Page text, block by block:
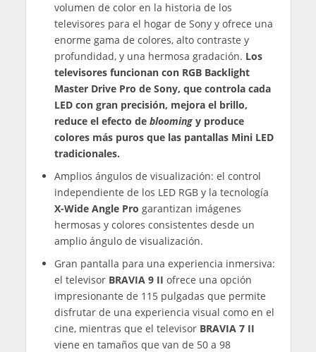
volumen de color en la historia de los
televisores para el hogar de Sony y ofrece una
enorme gama de colores, alto contraste y
profundidad, y una hermosa gradación. Los
televisores funcionan con RGB Backlight
Master Drive Pro de Sony, que controla cada
LED con gran precisión, mejora el brillo,
reduce el efecto de bloomingy produce
colores más puros que las pantallas Mini LED
tradicionales.
Amplios ángulos de visualización: el control
independiente de los LED RGB y la tecnología
X-Wide Angle Pro garantizan imágenes
hermosas y colores consistentes desde un
amplio ángulo de visualización.
Gran pantalla para una experiencia inmersiva:
el televisor BRAVIA 9 II ofrece una opción
impresionante de 115 pulgadas que permite
disfrutar de una experiencia visual como en el
cine, mientras que el televisor BRAVIA 7 II
viene en tamaños que van de 50 a 98